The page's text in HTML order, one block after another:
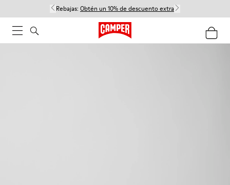
Rebajas: Obtén un 10% de descuento extra